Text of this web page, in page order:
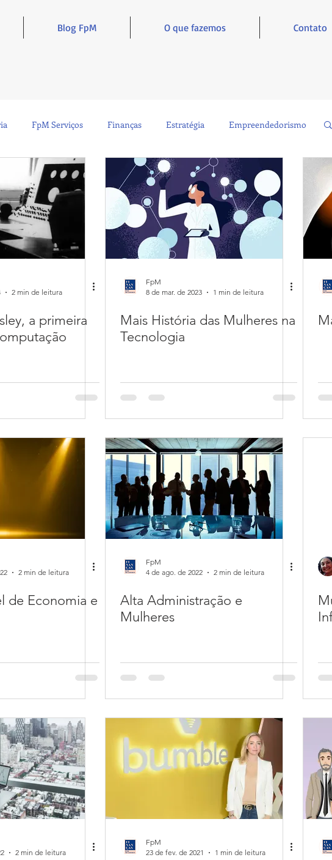
Blog FpM O que fazemos Contato
FpM Serviços Finanças Estratégia Empreendedorismo
Sustentabilidade Administração Inclusão e Inspiração
2 min de leitura
a primeira
FpM
8 de mar. de 2023
1 min de leitura
Mais História das Mulheres na
Tecnologia
2 min de leitura
de Economia e
FpM
4 de ago. de 2022
2 min de leitura
Alta Administração e
Mulheres
2 min de leitura
FpM
23 de fev. de 2021
1 min de leitura